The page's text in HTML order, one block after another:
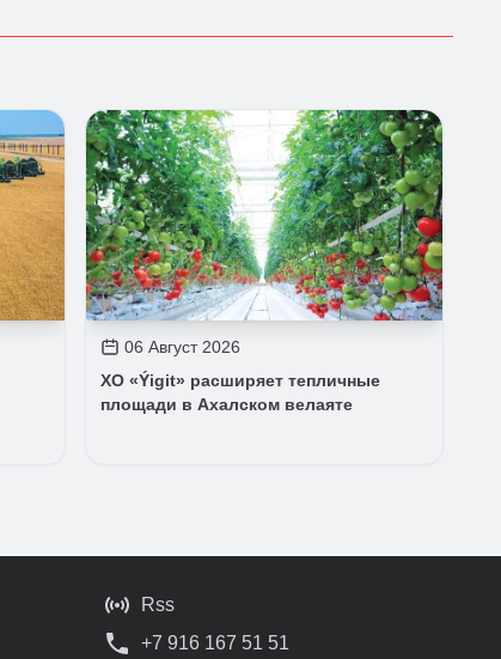
06 Август 2026
ХО «Ýigit» расширяет тепличные
площади в Ахалском велаяте
Rss
+7 916 167 51 51